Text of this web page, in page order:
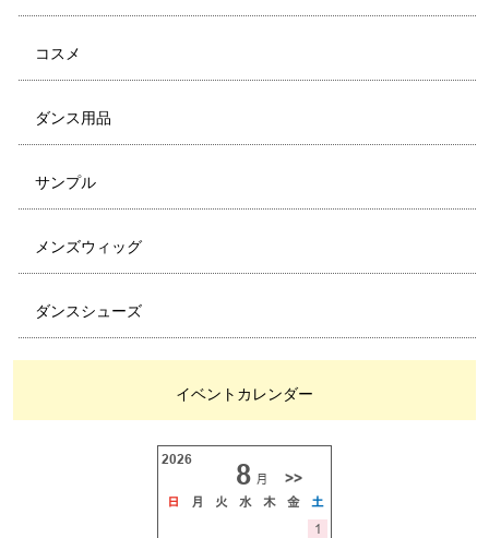
コスメ
ダンス用品
サンプル
メンズウィッグ
ダンスシューズ
イベントカレンダー